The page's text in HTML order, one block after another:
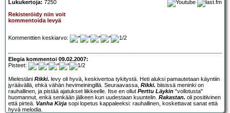
Lukukertoja: 7250
Rekisteröidy niin voit
kommentoida levyä
Kommenttien keskiarvo:
Elegia kommentoi 09.02.2007:
Pisteet:
Mielestäni Rikki. levy oli hyvä, keskivertoa tykitystä. Heti aluksi pamautetaan käyntiin
jyräävällä, ehkä vähän hevimeiningillä. Seuraavassa, Rikki. biisissä meninki on
rauhallinen, ja pistää ajatukset liikkeelle. Itse en ollut Perttu Läykin "vollotusta"
huomannut, enkä senkään jälkeen kun uudestaan kuuntelin. Rakastan. oli positiivinen
että pirteä. Vanha Kirja sopi lopetus kappaleeksi: rauhallinen, koskettavat sanat että
hyvä melodia.